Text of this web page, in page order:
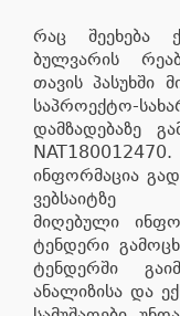
რაც შეეხება
ბულვარის
თავის პასუხში
საპროექტო-
დამზადებაზე
ინფორმაცია
ვებსაიტზე
მიღებული
ტენდერი
ტენდერში
ანალიზისა და